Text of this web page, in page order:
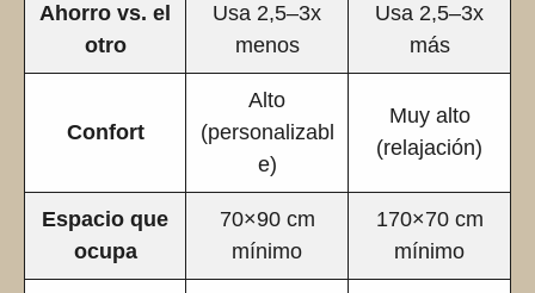
Ahorro vs. el
otro
Usa 2,5–3x
menos
Usa 2,5–3x
más
Confort
Alto
(personalizabl
e)
Muy alto
(relajación)
Espacio que
ocupa
70×90 cm
mínimo
170×70 cm
mínimo